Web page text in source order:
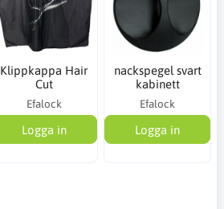
Klippkappa Hair
Cut
Efalock
Logga in
nackspegel svart
kabinett
Efalock
Logga in